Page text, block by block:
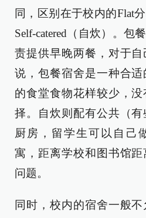
同，区别在于校内的Flat
Self-catered（自炊）。包
责提供早晚两餐，对于
说，包餐宿舍是一种合
的食堂食物花样较少，
择。自炊则配有公共（
厨房，留学生可以自己
寓，距离学校和图书馆
问题。
同时，校内的宿舍一般